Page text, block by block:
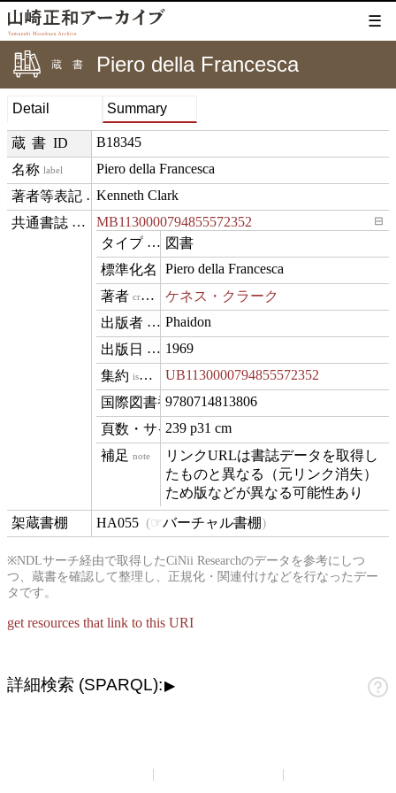
☰
蔵書 Piero della Francesca
Detail Summary
蔵書ID B18345
label Piero della Francesca
creditText
Kenneth Clark
exemplarOfMB1130000794855572352 ⊟
type 図書
name
Piero della Francesca
creator ケネス・クラーク
publisherPhaidon
datePublished
1969
isVariantOf UB1130000794855572352
isbn
9780714813806
materialExtent
239 p31 cm
note
リンクURLは書誌データを取得し
たものと異なる（元リンク消失）
ため版などが異なる可能性あり
contentLocation
HA055 バーチャル書棚
※NDLサーチ経由で取得したCiNii Researchのデータを参考にしつ
つ、蔵書を確認して整理し、正規化・関連付けなどを行なったデー
タです。
get resources that link to this URI
詳細検索 (SPARQL):▶